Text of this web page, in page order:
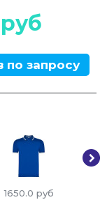
руб
по запросу
1650.0 руб